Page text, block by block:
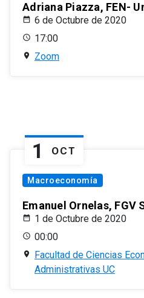
Adriana Piazza, FEN-
6 de Octubre de 2020
17:00
Zoom
1 OCT
Macroeconomía
Emanuel Ornelas, FGV
1 de Octubre de 2020
00:00
Facultad de Ciencias
Administrativas UC